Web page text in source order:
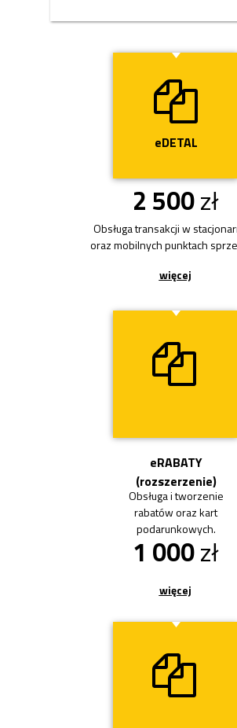
2 500zł
Przycisk
eDETAL
Obsługa transakcji w
oraz mobilnych punktach
Przycisk
eRABATY
(rozszerzenie)
Obsługa i tworzenie
rabatów oraz kart
podarunkowych.
1 000zł
Przycisk
więcej
więcej